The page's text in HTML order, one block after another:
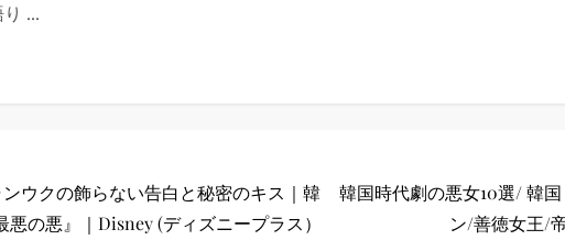
り ...
ウクの飾らない告白と秘密のキス｜韓
悪の悪』｜Disney (ディズニープラス）
韓国時代劇の悪女10選/ 韓
ン/善徳女王/
）
）